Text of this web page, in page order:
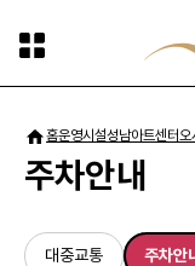
홈운영시설성남아트센터오
주차안내
대중교통 주차안